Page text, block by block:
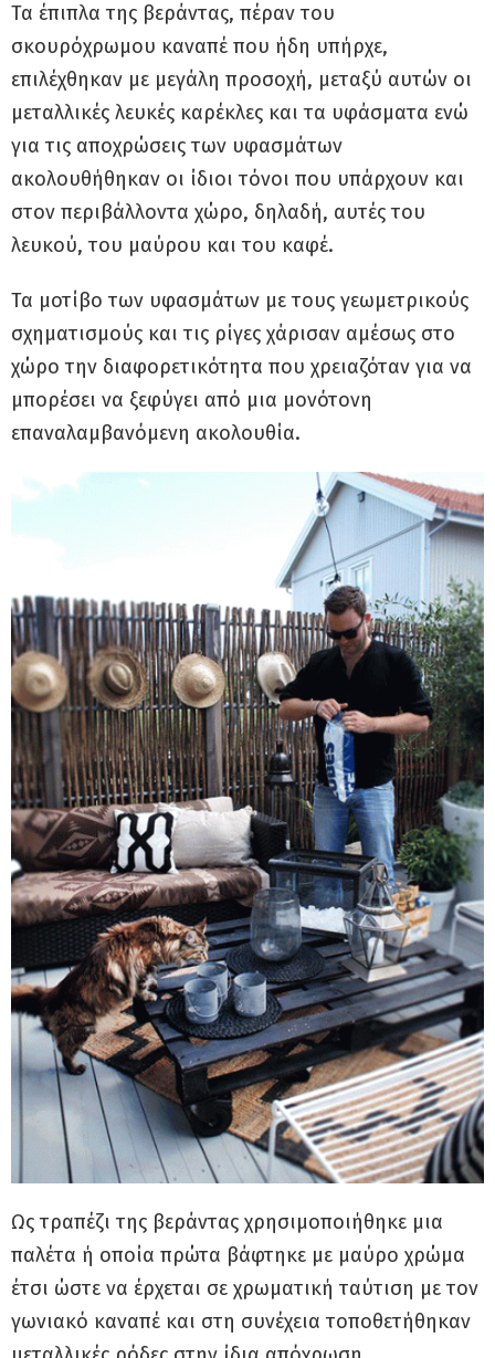
Τα έπιπλα της βεράντας, πέραν του
σκουρόχρωμου καναπέ που ήδη υπήρχε,
επιλέχθηκαν με μεγάλη προσοχή, μεταξύ αυτών οι
μεταλλικές λευκές καρέκλες και τα υφάσματα ενώ
για τις αποχρώσεις των υφασμάτων
ακολουθήθηκαν οι ίδιοι τόνοι που υπάρχουν και
στον περιβάλλοντα χώρο, δηλαδή, αυτές του
λευκού, του μαύρου και του καφέ.
Τα μοτίβο των υφασμάτων με τους γεωμετρικούς
σχηματισμούς και τις ρίγες χάρισαν αμέσως στο
χώρο την διαφορετικότητα που χρειαζόταν για να
μπορέσει να ξεφύγει από μια μονότονη
επαναλαμβανόμενη ακολουθία.
Ως τραπέζι της βεράντας χρησιμοποιήθηκε μια
παλέτα ή οποία πρώτα βάφτηκε με μαύρο χρώμα
έτσι ώστε να έρχεται σε χρωματική ταύτιση με τον
γωνιακό καναπέ και στη συνέχεια τοποθετήθηκαν